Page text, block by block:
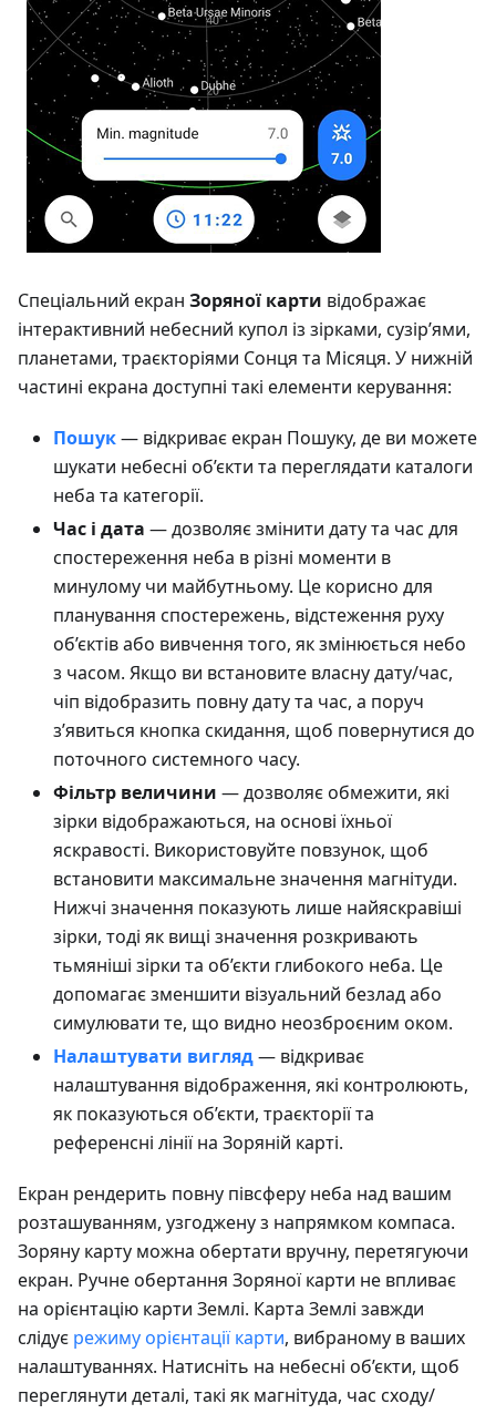
Спеціальний екран Зоряної карти відображає
інтерактивний небесний купол із зірками, сузір’ями,
планетами, траєкторіями Сонця та Місяця. У нижній
частині екрана доступні такі елементи керування:
Пошук— відкриває екран Пошуку, де ви можете
шукати небесні об’єкти та переглядати каталоги
неба та категорії.
Час і дата — дозволяє змінити дату та час для
спостереження неба в різні моменти в
минулому чи майбутньому. Це корисно для
планування спостережень, відстеження руху
об’єктів або вивчення того, як змінюється небо
з часом. Якщо ви встановите власну дату/час,
чіп відобразить повну дату та час, а поруч
з’явиться кнопка скидання, щоб повернутися до
поточного системного часу.
Фільтр величини — дозволяє обмежити, які
зірки відображаються, на основі їхньої
яскравості. Використовуйте повзунок, щоб
встановити максимальне значення магнітуди.
Нижчі значення показують лише найяскравіші
зірки, тоді як вищі значення розкривають
тьмяніші зірки та об’єкти глибокого неба. Це
допомагає зменшити візуальний безлад або
симулювати те, що видно неозброєним оком.
Налаштувати вигляд— відкриває
налаштування відображення, які контролюють,
як показуються об’єкти, траєкторії та
референсні лінії на Зоряній карті.
Екран рендерить повну півсферу неба над вашим
розташуванням, узгоджену з напрямком компаса.
Зоряну карту можна обертати вручну, перетягуючи
екран. Ручне обертання Зоряної карти не впливає
на орієнтацію карти Землі. Карта Землі завжди
слідує режиму орієнтації карти, вибраному в ваших
налаштуваннях. Натисніть на небесні об’єкти, щоб
переглянути деталі, такі як магнітуда, час сходу/